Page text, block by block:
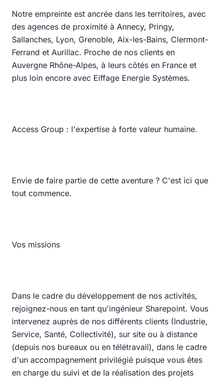
Notre empreinte est ancrée dans les territoires, avec
des agences de proximité à Annecy, Pringy,
Sallanches, Lyon, Grenoble, Aix-les-Bains, Clermont-
Ferrand et Aurillac. Proche de nos clients en
Auvergne Rhône-Alpes, à leurs côtés en France et
plus loin encore avec Eiffage Energie Systèmes.
Access Group : l'expertise à forte valeur humaine.
Envie de faire partie de cette aventure ? C'est ici que
tout commence.
Vos missions
Dans le cadre du développement de nos activités,
rejoignez-nous en tant qu'ingénieur Sharepoint. Vous
intervenez auprès de nos différents clients (Industrie,
Service, Santé, Collectivité), sur site ou à distance
(depuis nos bureaux ou en télétravail), dans le cadre
d'un accompagnement privilégié puisque vous êtes
en charge du suivi et de la réalisation des projets